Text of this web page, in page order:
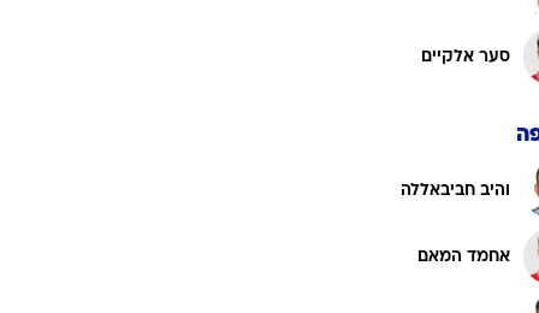
סער אלקיים
והיב חביבאללה
אחמד המאם